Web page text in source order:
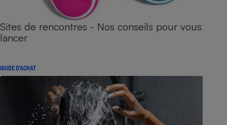
Sites de rencontres - Nos conseils pour vous
lancer
GUIDE D'ACHAT